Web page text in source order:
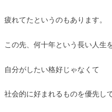
疲れてたというのもあります。
この先、何十年という長い人生を
自分がしたい格好じゃなくて
社会的に好まれるものを優先し